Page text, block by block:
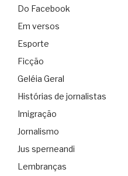
Do Facebook
Em versos
Esporte
Ficção
Geléia Geral
Histórias de jornalistas
Imigração
Jornalismo
Jus sperneandi
Lembranças